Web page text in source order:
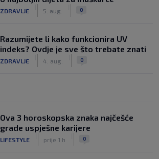
ZDRAVLJE 5. aug. 0
Razumijete li kako funkcionira UV
indeks? Ovdje je sve što trebate znati
ZDRAVLJE 4. aug. 0
Ova 3 horoskopska znaka najčešće
grade uspješne karijere
LIFESTYLE prije 1 h 0